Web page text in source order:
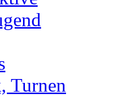
Turnen